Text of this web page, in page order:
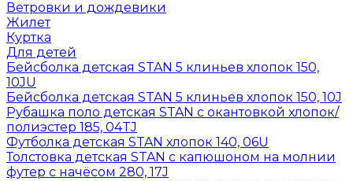
Ветровки и дождевики
Жилет
Куртка
Для детей
Бейсболка детская STAN 5 клиньев хлопок 150,
10JU
Бейсболка детская STAN 5 клиньев хлопок 150, 10J
Рубашка поло детская STAN с окантовкой хлопок/
полиэстер 185, 04TJ
Футболка детская STAN хлопок 140, 06U
Толстовка детская STAN с капюшоном на молнии
футер с начёсом 280, 17J